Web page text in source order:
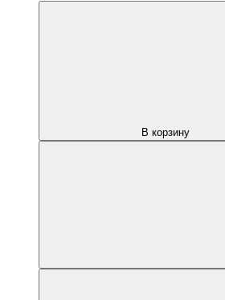
В корзину